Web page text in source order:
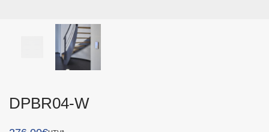
DPBR04-W